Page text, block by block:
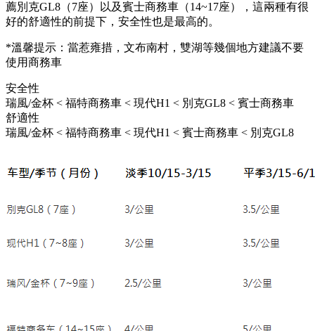
薦別克GL8（7座）以及賓士商務車（14~17座），這兩種有很
好的舒適性的前提下，安全性也是最高的。
*溫馨提示：當惹雍措，文布南村，雙湖等幾個地方建議不要
使用商務車
安全性
瑞風/金杯 < 福特商務車 < 現代H1 < 別克GL8 < 賓士商務車
舒適性
瑞風/金杯 < 福特商務車 < 現代H1 < 賓士商務車 < 別克GL8